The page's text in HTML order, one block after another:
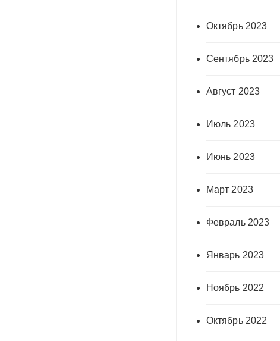
Октябрь 2023
Сентябрь 2023
Август 2023
Июль 2023
Июнь 2023
Март 2023
Февраль 2023
Январь 2023
Ноябрь 2022
Октябрь 2022